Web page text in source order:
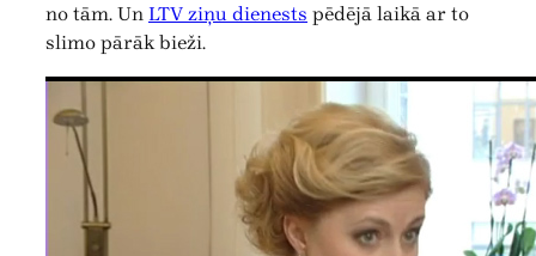
no tām. Un LTV ziņu dienests pēdējā laikā ar to
slimo pārāk bieži.